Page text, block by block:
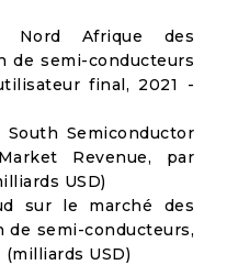
Nord Afrique des
de semi-conducteurs
final, 2021 -
Semiconductor
Revenue, par
USD)
sur le marché des
semi-conducteurs,
USD)